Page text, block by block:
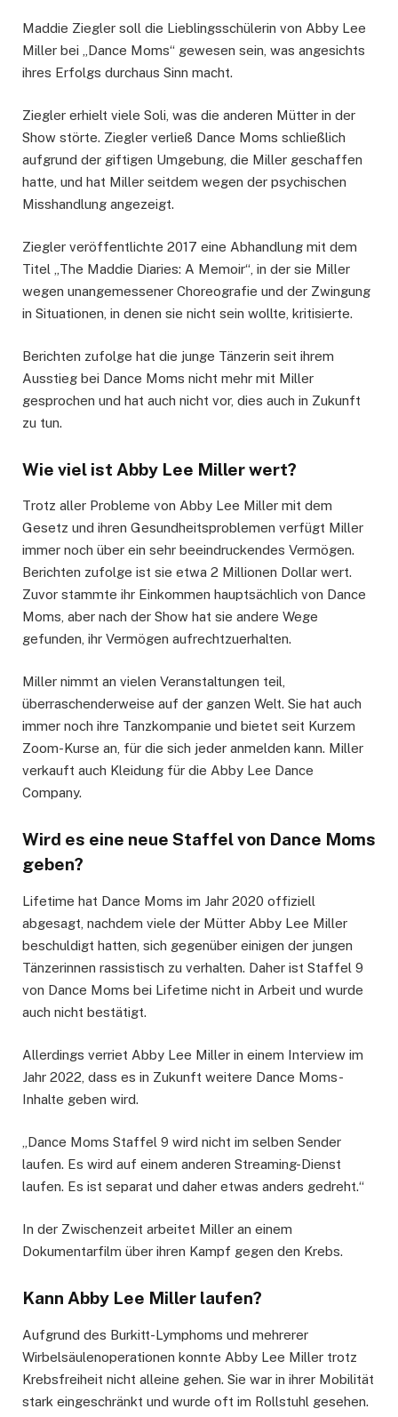
Maddie Ziegler soll die Lieblingsschülerin von Abby Lee
Miller bei „Dance Moms“ gewesen sein, was angesichts
ihres Erfolgs durchaus Sinn macht.
Ziegler erhielt viele Soli, was die anderen Mütter in der
Show störte. Ziegler verließ Dance Moms schließlich
aufgrund der giftigen Umgebung, die Miller geschaffen
hatte, und hat Miller seitdem wegen der psychischen
Misshandlung angezeigt.
Ziegler veröffentlichte 2017 eine Abhandlung mit dem
Titel „The Maddie Diaries: A Memoir“, in der sie Miller
wegen unangemessener Choreografie und der Zwingung
in Situationen, in denen sie nicht sein wollte, kritisierte.
Berichten zufolge hat die junge Tänzerin seit ihrem
Ausstieg bei Dance Moms nicht mehr mit Miller
gesprochen und hat auch nicht vor, dies auch in Zukunft
zu tun.
Wie viel ist Abby Lee Miller wert?
Trotz aller Probleme von Abby Lee Miller mit dem
Gesetz und ihren Gesundheitsproblemen verfügt Miller
immer noch über ein sehr beeindruckendes Vermögen.
Berichten zufolge ist sie etwa 2 Millionen Dollar wert.
Zuvor stammte ihr Einkommen hauptsächlich von Dance
Moms, aber nach der Show hat sie andere Wege
gefunden, ihr Vermögen aufrechtzuerhalten.
Miller nimmt an vielen Veranstaltungen teil,
überraschenderweise auf der ganzen Welt. Sie hat auch
immer noch ihre Tanzkompanie und bietet seit Kurzem
Zoom-Kurse an, für die sich jeder anmelden kann. Miller
verkauft auch Kleidung für die Abby Lee Dance
Company.
Wird es eine neue Staffel von Dance Moms
geben?
Lifetime hat Dance Moms im Jahr 2020 offiziell
abgesagt, nachdem viele der Mütter Abby Lee Miller
beschuldigt hatten, sich gegenüber einigen der jungen
Tänzerinnen rassistisch zu verhalten. Daher ist Staffel 9
von Dance Moms bei Lifetime nicht in Arbeit und wurde
auch nicht bestätigt.
Allerdings verriet Abby Lee Miller in einem Interview im
Jahr 2022, dass es in Zukunft weitere Dance Moms-
Inhalte geben wird.
„Dance Moms Staffel 9 wird nicht im selben Sender
laufen. Es wird auf einem anderen Streaming-Dienst
laufen. Es ist separat und daher etwas anders gedreht.“
In der Zwischenzeit arbeitet Miller an einem
Dokumentarfilm über ihren Kampf gegen den Krebs.
Kann Abby Lee Miller laufen?
Aufgrund des Burkitt-Lymphoms und mehrerer
Wirbelsäulenoperationen konnte Abby Lee Miller trotz
Krebsfreiheit nicht alleine gehen. Sie war in ihrer Mobilität
stark eingeschränkt und wurde oft im Rollstuhl gesehen.